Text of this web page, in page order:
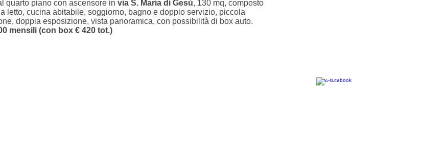
quarto piano con ascensore in via S. Maria di Gesù, 130 mq, composto
letto, cucina abitabile, soggiorno, bagno e doppio servizio, piccola
doppia esposizione, vista panoramica, con possibilità di box auto.
mensili (con box € 420 tot.)